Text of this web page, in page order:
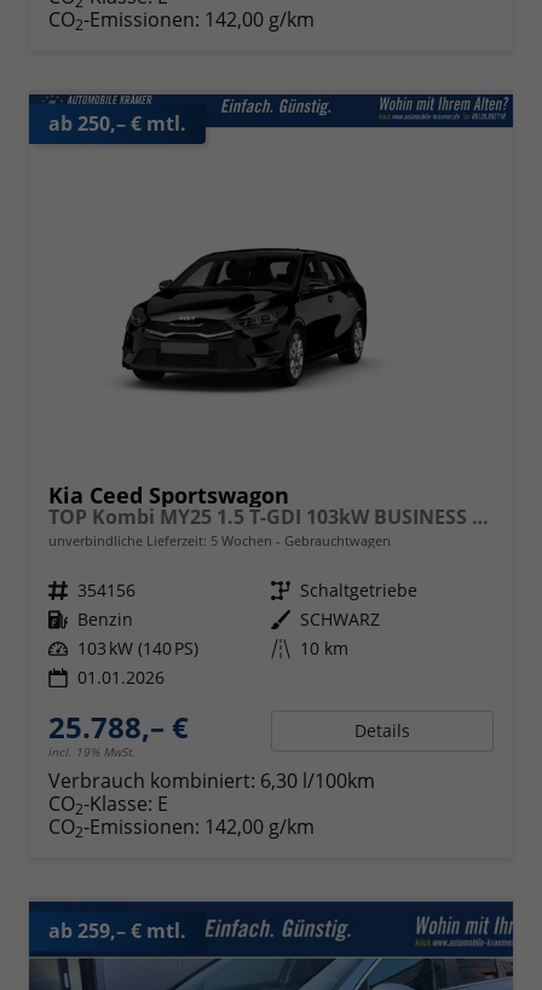
CO2-Emissionen: 142,00 g/km
ab 250,– € mtl.
Kia Ceed Sportswagon
TOP Kombi MY25 1.5 T-GDI 103kW BUSINESS MAN6
unverbindliche Lieferzeit: 5 Wochen Gebrauchtwagen
Fahrzeugnr. 354156 Getriebe Schaltgetriebe
Kraftstoff Benzin Außenfarbe SCHWARZ
Leistung 103 kW (140 PS) Kilometerstand 10 km
01.01.2026
25.788,– €
incl. 19% MwSt.
Details
Verbrauch kombiniert: 6,30 l/100km
CO2-Klasse: E
CO2-Emissionen: 142,00 g/km
ab 259,– € mtl.